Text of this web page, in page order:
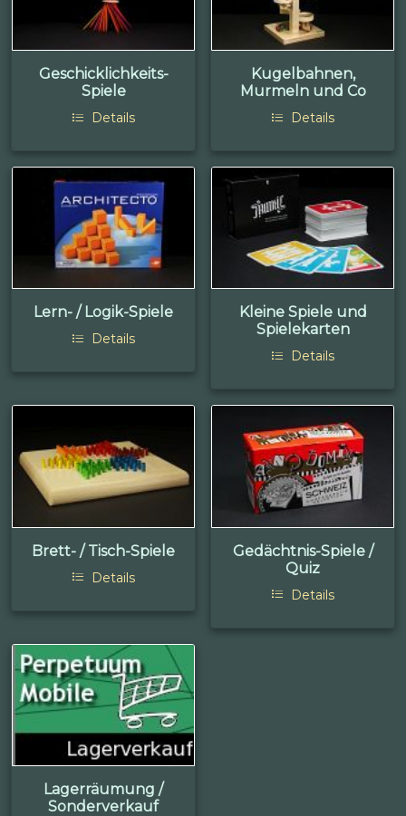
Geschicklichkeits-
Spiele
Details
Kugelbahnen,
Murmeln und Co
Details
Lern- / Logik-Spiele
Details
Kleine Spiele und
Spielekarten
Details
Brett- / Tisch-Spiele
Details
Gedächtnis-Spiele /
Quiz
Details
Lagerräumung /
Sonderverkauf